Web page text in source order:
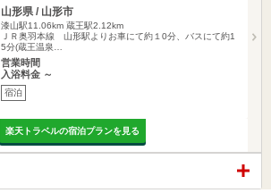
山形県 / 山形市
漆山駅11.06km 蔵王駅2.12km
ＪＲ奥羽本線 山形駅よりお車にて約１0分、バスにて約1
5分(蔵王温泉…
営業時間
入浴料金 ～
宿泊
楽天トラベルの宿泊プランを見る